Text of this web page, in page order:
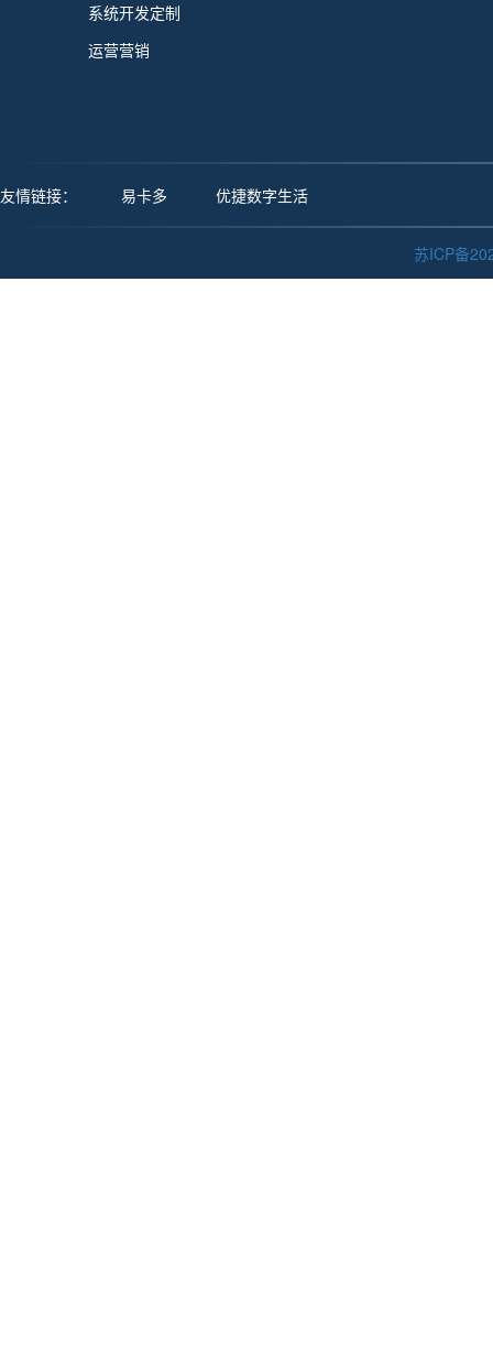
系统开发定制
运营营销
友情链接： 易卡多 优捷数字生活
苏ICP备